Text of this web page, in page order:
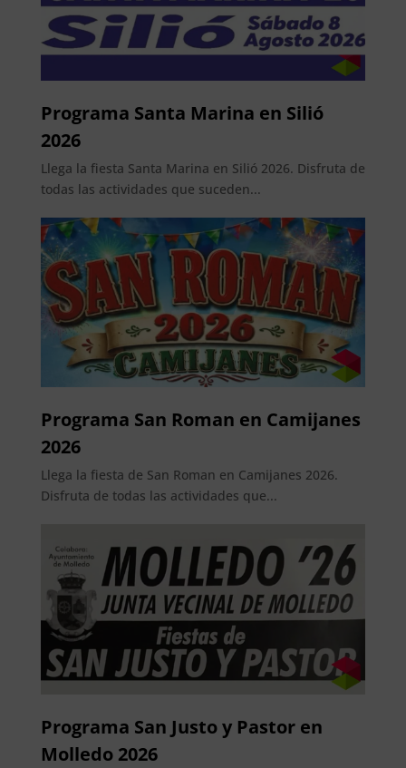
Programa Santa Marina en Silió
2026
Llega la fiesta Santa Marina en Silió 2026. Disfruta de
todas las actividades que suceden...
Programa San Roman en Camijanes
2026
Llega la fiesta de San Roman en Camijanes 2026.
Disfruta de todas las actividades que...
Programa San Justo y Pastor en
Molledo 2026